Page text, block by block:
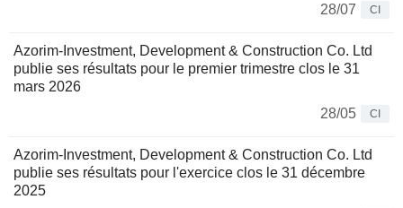
28/07
CI
Azorim-Investment, Development & Construction Co. Ltd
publie ses résultats pour le premier trimestre clos le 31
mars 2026
28/05
CI
Azorim-Investment, Development & Construction Co. Ltd
publie ses résultats pour l'exercice clos le 31 décembre
2025